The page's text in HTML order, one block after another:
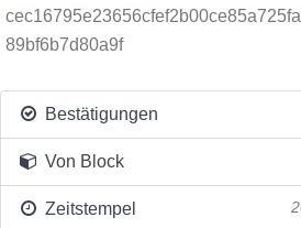
89bf6b7d80a9f
Bestätigungen
Von Block
Zeitstempel